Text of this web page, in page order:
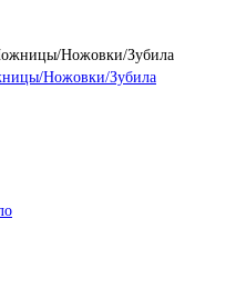
Ножовки/Зубила